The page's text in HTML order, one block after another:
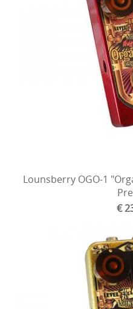
Lounsberry OGO-1
€